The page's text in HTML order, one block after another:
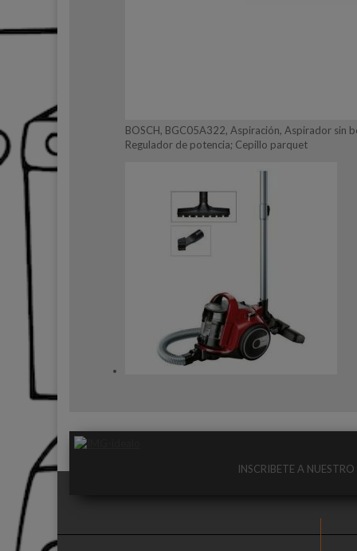
BOSCH, BGC05A322, Aspiración, Aspirador sin
Regulador de potencia; Cepillo parquet
INSCRIBETE A